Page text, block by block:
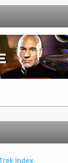
Index